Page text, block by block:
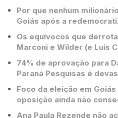
Por que nenhum
Goiás após a
Os equívocos que
Marconi e Wilder (e Luis
74% de aprovação para
Paraná Pesquisas é
Foco da eleição em
oposição ainda não
Ana Paula Rezende não